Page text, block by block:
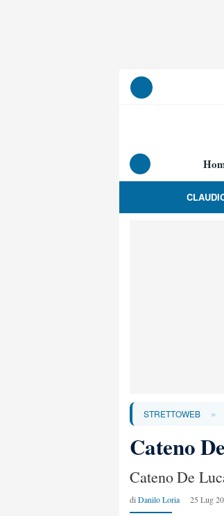
STRETTOWEB »
Cateno
Cateno De
di Danilo Loria 25 Lug